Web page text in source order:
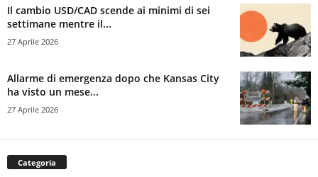
Il cambio USD/CAD scende ai minimi di sei
settimane mentre il...
27 Aprile 2026
Allarme di emergenza dopo che Kansas City
ha visto un mese...
27 Aprile 2026
Categoria